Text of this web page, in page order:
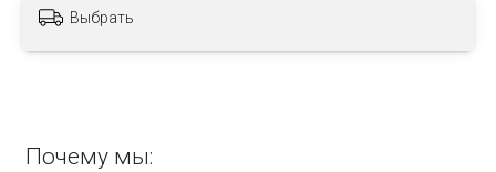
Выбрать
Почему мы: